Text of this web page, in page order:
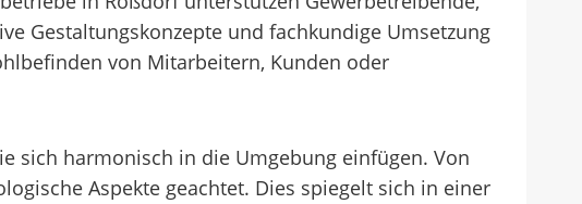
Gestaltungskonzepte und fachkundige Umsetzung
von Mitarbeitern, Kunden oder
sich harmonisch in die Umgebung einfügen. Von
Aspekte geachtet. Dies spiegelt sich in einer